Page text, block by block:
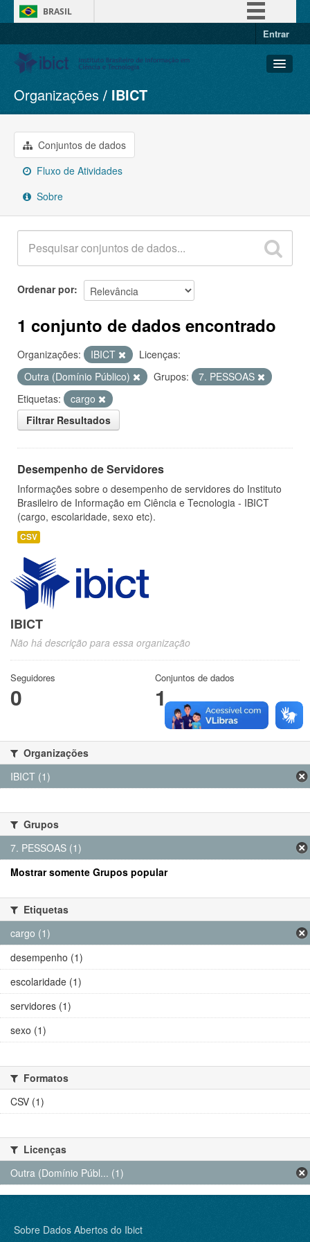
BRASIL
Entrar
Conjuntos de dados
Organizações
Grupos
Sobre
Organizações IBICT
Conjuntos de dados
Fluxo de Atividades
Sobre
Ordenar por
1 conjunto de dados encontrado
Organizações: IBICT
Licenças:
Outra (Domínio Público)
Grupos:
7. PESSOAS
Etiquetas:
cargo
Filtrar Resultados
Desempenho de Servidores
Informações sobre o desempenho de servidores do Instituto
Brasileiro de Informação em Ciência e Tecnologia - IBICT
(cargo, escolaridade, sexo etc).
CSV
IBICT
Não há descrição para essa organização
Seguidores
0
Conjuntos de dados
1
Organizações
IBICT (1)
Grupos
7. PESSOAS (1)
Mostrar somente Grupos popular
Etiquetas
cargo (1)
desempenho (1)
escolaridade (1)
servidores (1)
sexo (1)
Formatos
CSV (1)
Licenças
Outra (Domínio Públ... (1)
Sobre Dados Abertos do Ibict